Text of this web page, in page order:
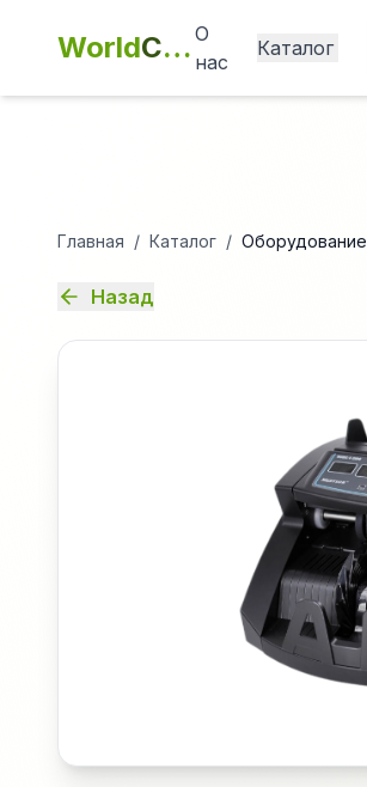
WorldCashbox
О
нас
Каталог
Главная / Каталог / Оборудование
Назад